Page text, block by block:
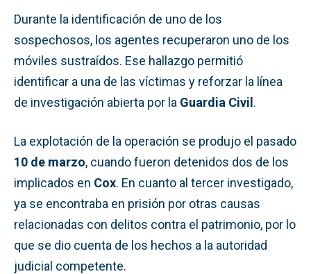
Durante la identificación de uno de los
sospechosos, los agentes recuperaron uno de los
móviles sustraídos. Ese hallazgo permitió
identificar a una de las víctimas y reforzar la línea
de investigación abierta por la Guardia Civil.
La explotación de la operación se produjo el pasado
10 de marzo, cuando fueron detenidos dos de los
implicados en Cox. En cuanto al tercer investigado,
ya se encontraba en prisión por otras causas
relacionadas con delitos contra el patrimonio, por lo
que se dio cuenta de los hechos a la autoridad
judicial competente.